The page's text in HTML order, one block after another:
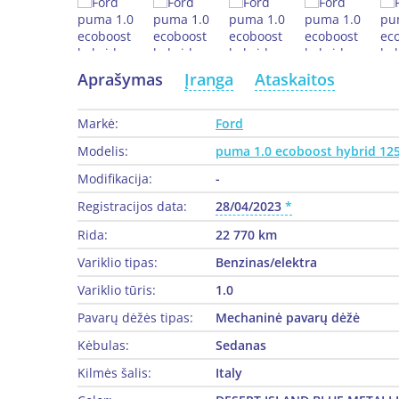
Aprašymas Įranga Ataskaitos
Markė:
Ford
Modelis:
puma 1.0 ecoboost hybrid
Modifikacija:
-
Registracijos data:
28/04/2023
Rida:
22 770 km
Variklio tipas:
Benzinas/elektra
Variklio tūris:
1.0
Pavarų dėžės tipas:
Mechaninė pavarų dėžė
Kėbulas:
Sedanas
Kilmės šalis:
Italy